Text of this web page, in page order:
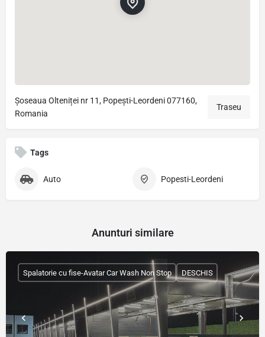
Șoseaua Olteniței nr 11, Popești-Leordeni 077160,
Romania
Traseu
Tags
Auto Popesti-Leordeni
Anunturi similare
Spalatorie cu fise-Avatar Car Wash Non Stop DESCHIS